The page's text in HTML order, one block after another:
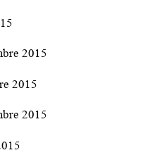
2015
2015
2015